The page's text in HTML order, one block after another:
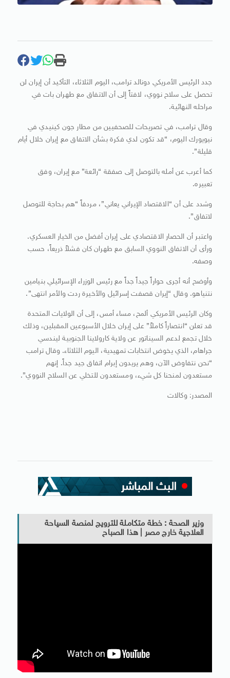
جدد الرئيس الأمريكي دونالد ترامب، اليوم الثلاثاء، التأكيد أن إيران لن
تحصل على سلاح نووي، لافتاً إلى أن الاتفاق مع طهران بات في
مراحله النهائية.
وقال ترامب، في تصريحات للصحفيين من مطار جون كينيدي في
نيويورك اليوم، “قد تكون لدي فكرة بشأن الاتفاق مع إيران خلال أيام
قليلة”.
كما أعرب عن أمله بالتوصل إلى صفقة “رائعة” مع إيران، وفق
تعبيره.
وشدد على أن “الاقتصاد الإيراني يعاني”، مردفاً “هم بحاجة للتوصل
لاتفاق”.
واعتبر أن الحصار الاقتصادي على إيران أفضل من الخيار العسكري.
ورأى أن الاتفاق النووي السابق مع طهران كان فشلاً ذريعاً، حسب
وصفه.
وأوضح أنه أجرى حواراً جيداً جداً مع رئيس الوزراء الإسرائيلي بنيامين
نتنياهو. وقال “إيران قصفت إسرائيل والأخيرة ردت والأمر انتهى”.
وكان الرئيس الأمريكي ألمح، مساء أمس، إلى أن الولايات المتحدة
قد تعلن “انتصاراً كاملاً” على إيران خلال الأسبوعين المقبلين، وذلك
خلال تجمع لدعم السيناتور عن ولاية كارولاينا الجنوبية ليندسي
جراهام، الذي يخوض انتخابات تمهيدية، اليوم الثلاثاء. وقال ترامب
“نحن نتفاوض الآن، وهم يريدون إبرام اتفاق جيد جداً. إنهم
مستعدون لمنحنا كل شيء، ومستعدون للتخلي عن السلاح النووي”.
المصدر: وكالات
وزير الصحة : خطة متكاملة للترويج لمنصة السياحة
العلاجية خارج مصر | هذا الصباح